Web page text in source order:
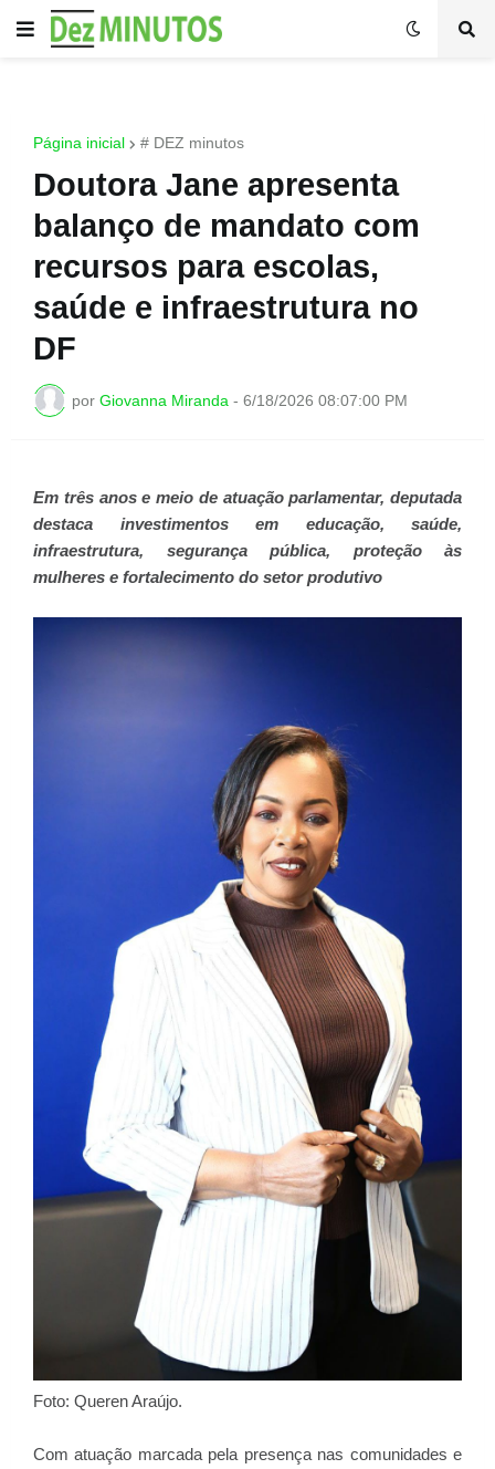
Página inicial # DEZ minutos
Doutora Jane apresenta
balanço de mandato com
recursos para escolas,
saúde e infraestrutura no
DF
por Giovanna Miranda - 6/18/2026 08:07:00 PM
Em três anos e meio de atuação parlamentar, deputada
destaca investimentos em educação, saúde,
infraestrutura, segurança pública, proteção às
mulheres e fortalecimento do setor produtivo
Foto: Queren Araújo.
Com atuação marcada pela presença nas comunidades e